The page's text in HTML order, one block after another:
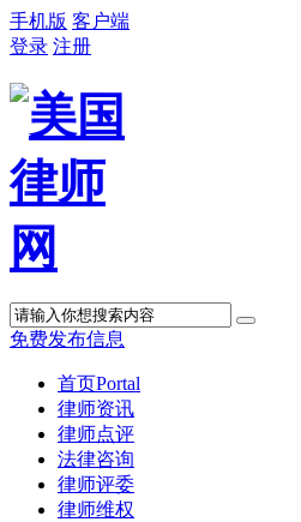
手机版 客户端
登录 注册
免费发布信息
首页Portal
律师资讯
律师点评
法律咨询
律师评委
律师维权